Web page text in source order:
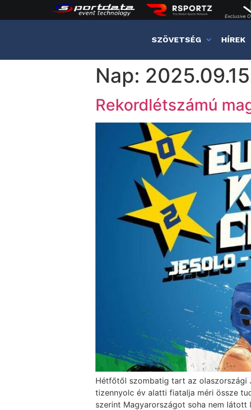
Exclusive
SZÖVETSÉG HÍREK
Nap:
Rekordlétszámú
Hétfőtől szombatig tart az olaszországi
tizennyolc év alatti fiatalja méri össze
szerint Magyarországot soha nem látott